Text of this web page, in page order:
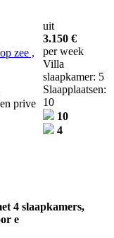
zee ,
prive
uit
3.150 €
per week
Villa
slaapkamer: 5
Slaapplaatsen:
10
10
4
4 slaapkamers,
e